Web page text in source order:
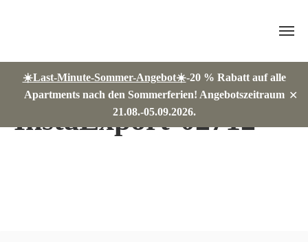
☀️Last-Minute-Sommer-Angebot☀️-20 % Rabatt auf alle
Apartments nach den Sommerferien! Angebotszeitraum
21.08.-05.09.2026.
✕
InstaExport-02712